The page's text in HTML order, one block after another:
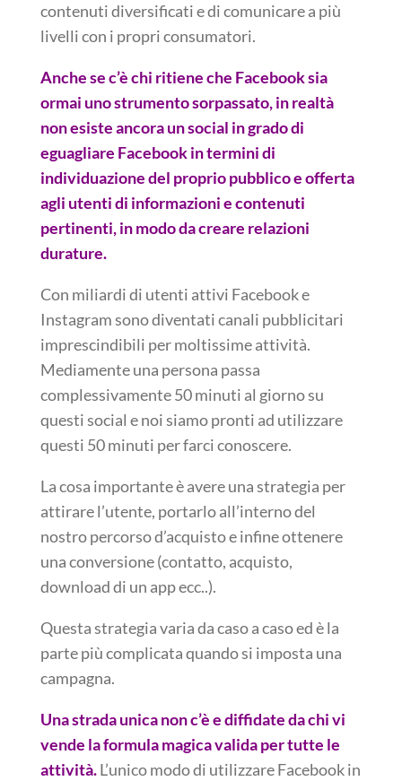
contenuti diversificati e di comunicare a più
livelli con i propri consumatori.
Anche se c’è chi ritiene che Facebook sia
ormai uno strumento sorpassato, in realtà
non esiste ancora un social in grado di
eguagliare Facebook in termini di
individuazione del proprio pubblico e offerta
agli utenti di informazioni e contenuti
pertinenti, in modo da creare relazioni
durature.
Con miliardi di utenti attivi Facebook e
Instagram sono diventati canali pubblicitari
imprescindibili per moltissime attività.
Mediamente una persona passa
complessivamente 50 minuti al giorno su
questi social e noi siamo pronti ad utilizzare
questi 50 minuti per farci conoscere.
La cosa importante è avere una strategia per
attirare l’utente, portarlo all’interno del
nostro percorso d’acquisto e infine ottenere
una conversione (contatto, acquisto,
download di un app ecc..).
Questa strategia varia da caso a caso ed è la
parte più complicata quando si imposta una
campagna.
Una strada unica non c’è e diffidate da chi vi
vende la formula magica valida per tutte le
attività.L’unico modo di utilizzare Facebook in